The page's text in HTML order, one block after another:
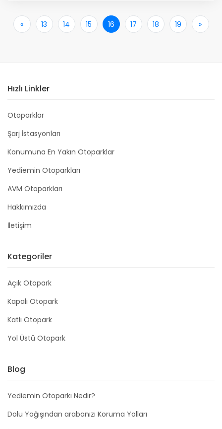
« 13 14 15 16 17 18 19 » Son
Hızlı Linkler
Otoparklar
Şarj İstasyonları
Konumuna En Yakın Otoparklar
Yediemin Otoparkları
AVM Otoparkları
Hakkımızda
İletişim
Kategoriler
Açık Otopark
Kapalı Otopark
Katlı Otopark
Yol Üstü Otopark
Blog
Yediemin Otoparkı Nedir?
Dolu Yağışından arabanızı Koruma Yolları